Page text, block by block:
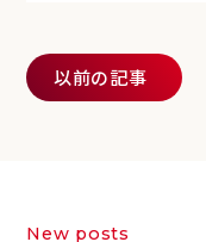
以前の記事
New posts